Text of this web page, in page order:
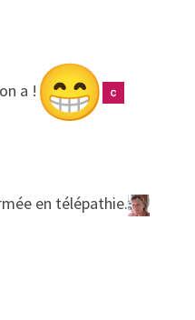
a !
en télépathie.